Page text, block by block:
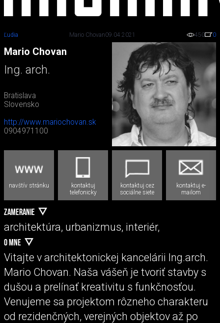
Ľudia Mario Chovan09.04.2021 450 0
Mario Chovan
Ing. arch.
Bratislava
Slovensko
http://www.mariochovan.sk
0904971100
navštív stránku
kontaktuj
telefonicky
kontaktuj cez
sociálne siete
kontaktuj e-
mailom
ZAMERANIE
architektúra, urbanizmus, interiér,
O MNE
Vitajte v architektonickej kancelárii Ing.arch.
Mario Chovan. Naša vášeň je tvoriť stavby s
dušou a prelínať kreativitu s funkčnosťou.
Venujeme sa projektom rôzneho charakteru
od rezidenčných, verejných objektov až po